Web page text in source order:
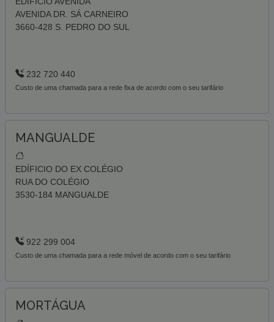
AVENIDA DR. SÁ CARNEIRO
3660-428 S. PEDRO DO SUL
232 720 440
Custo de uma chamada para a rede fixa de acordo com o seu tarifário
MANGUALDE
EDÍFICIO DO EX COLÉGIO
RUA DO COLÉGIO
3530-184 MANGUALDE
922 299 004
Custo de uma chamada para a rede móvel de acordo com o seu tarifário
MORTÁGUA